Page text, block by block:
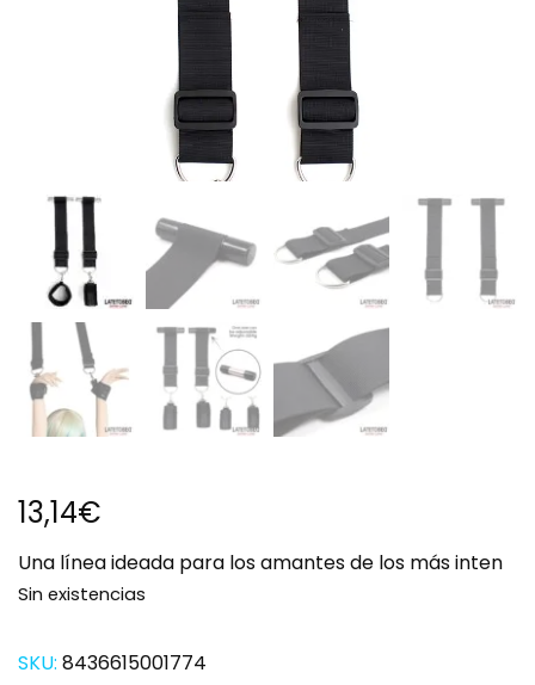
13,14€
Una línea ideada para los amantes de los más inten
Sin existencias
SKU: 8436615001774